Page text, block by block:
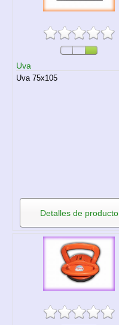
Uva
Uva 75x105
Detalles de producto